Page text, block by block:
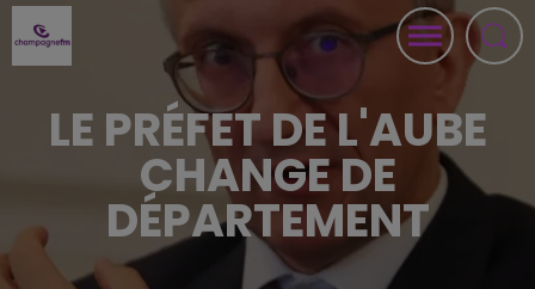
LE PRÉFET DE L'AUBE
CHANGE DE
DÉPARTEMENT